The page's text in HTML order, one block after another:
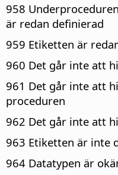
958
är redan definierad
959 Etiketten är
960 Det går inte att
961 Det går inte att
proceduren
962 Det går inte att
963 Etiketten är inte
964 Datatypen är